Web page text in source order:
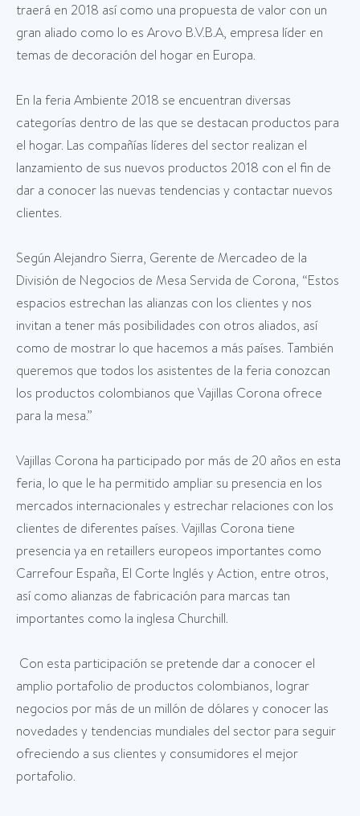
traerá en 2018 así como una propuesta de valor con un
gran aliado como lo es Arovo B.V.B.A, empresa líder en
temas de decoración del hogar en Europa.
En la feria Ambiente 2018 se encuentran diversas
categorías dentro de las que se destacan productos para
el hogar. Las compañías líderes del sector realizan el
lanzamiento de sus nuevos productos 2018 con el fin de
dar a conocer las nuevas tendencias y contactar nuevos
clientes.
Según Alejandro Sierra, Gerente de Mercadeo de la
División de Negocios de Mesa Servida de Corona, “Estos
espacios estrechan las alianzas con los clientes y nos
invitan a tener más posibilidades con otros aliados, así
como de mostrar lo que hacemos a más países. También
queremos que todos los asistentes de la feria conozcan
los productos colombianos que Vajillas Corona ofrece
para la mesa.”
Vajillas Corona ha participado por más de 20 años en esta
feria, lo que le ha permitido ampliar su presencia en los
mercados internacionales y estrechar relaciones con los
clientes de diferentes países. Vajillas Corona tiene
presencia ya en retaillers europeos importantes como
Carrefour España, El Corte Inglés y Action, entre otros,
así como alianzas de fabricación para marcas tan
importantes como la inglesa Churchill.
Con esta participación se pretende dar a conocer el
amplio portafolio de productos colombianos, lograr
negocios por más de un millón de dólares y conocer las
novedades y tendencias mundiales del sector para seguir
ofreciendo a sus clientes y consumidores el mejor
portafolio.